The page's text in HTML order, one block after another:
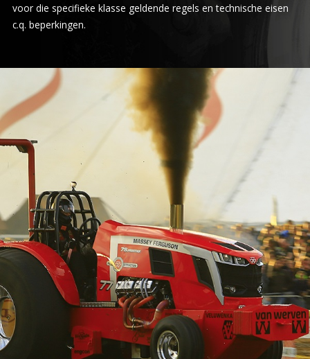
voor die specifieke klasse geldende regels en technische eisen
c.q. beperkingen.